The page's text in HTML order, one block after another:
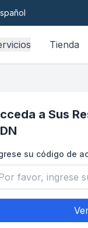
Tienda
a Sus
su código de